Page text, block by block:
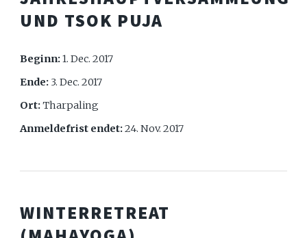
UND TSOK PUJA
Beginn:1. Dec. 2017
Ende: 3. Dec. 2017
Ort:Tharpaling
Anmeldefrist endet:24. Nov. 2017
WINTERRETREAT